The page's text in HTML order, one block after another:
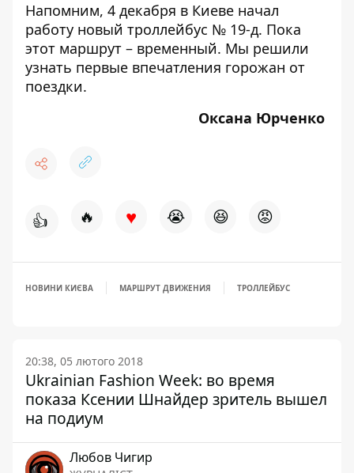
Напомним, 4 декабря в Киеве начал
работу новый троллейбус № 19-д. Пока
этот маршрут – временный. Мы решили
узнать первые впечатления горожан от
поездки.
Оксана Юрченко
👍 🔥 ♥ 😭 😆 😡
НОВИНИ КИЄВА МАРШРУТ ДВИЖЕНИЯ ТРОЛЛЕЙБУС
20:38, 05 лютого 2018
Ukrainian Fashion Week: во время
показа Ксении Шнайдер зритель вышел
на подиум
Любов Чигир